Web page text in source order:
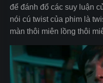
để đánh đổ các suy luận
nói cú twist của phim là
màn thôi miên lồng thôi